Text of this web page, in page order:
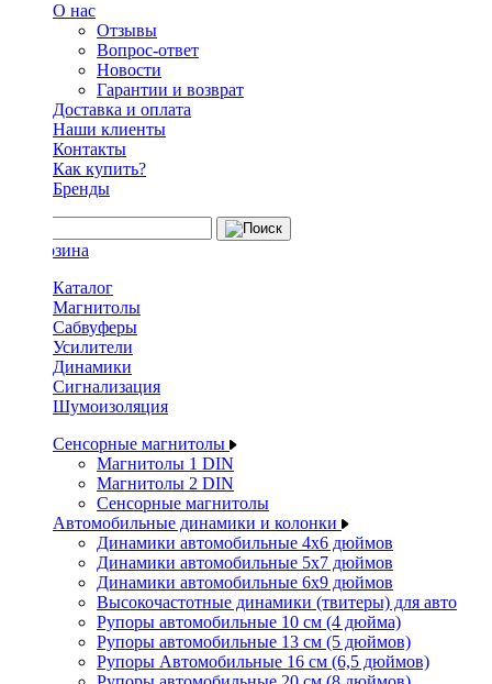
О нас
Отзывы
Вопрос-ответ
Новости
Гарантии и возврат
Доставка и оплата
Наши клиенты
Контакты
Как купить?
Бренды
Каталог
Магнитолы
Сабвуферы
Усилители
Динамики
Сигнализация
Шумоизоляция
Сенсорные магнитолы
Магнитолы 1 DIN
Магнитолы 2 DIN
Сенсорные магнитолы
Автомобильные динамики и колонки
Динамики автомобильные 4x6 дюймов
Динамики автомобильные 5x7 дюймов
Динамики автомобильные 6x9 дюймов
Высокочастотные динамики (твитеры) для авто
Рупоры автомобильные 10 см (4 дюйма)
Рупоры автомобильные 13 см (5 дюймов)
Рупоры Автомобильные 16 см (6,5 дюймов)